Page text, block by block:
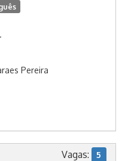
Pereira
Vagas: 5